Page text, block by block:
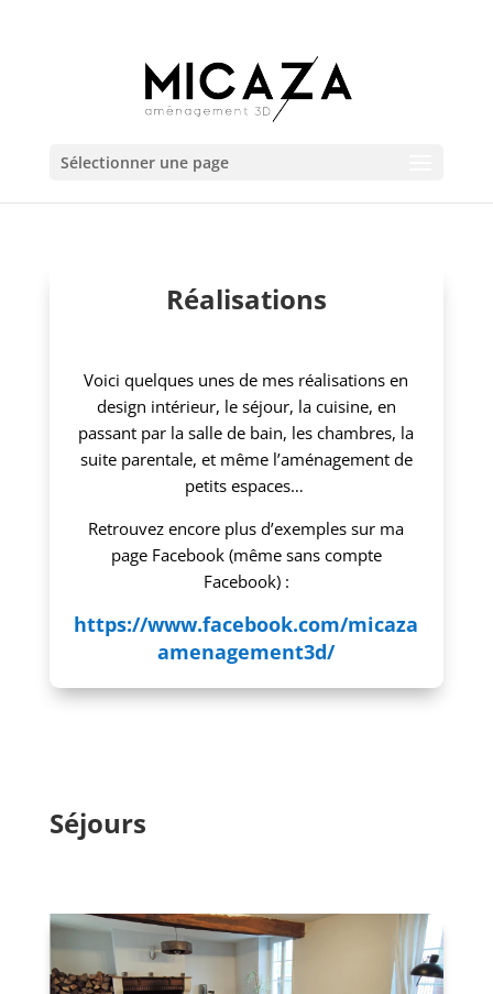
Sélectionner une page
Réalisations
Voici quelques unes de mes réalisations en
design intérieur, le séjour, la cuisine, en
passant par la salle de bain, les chambres, la
suite parentale, et même l’aménagement de
petits espaces…
Retrouvez encore plus d’exemples sur ma
page Facebook (même sans compte
Facebook) :
https://www.facebook.com/micaza
amenagement3d/
Séjours